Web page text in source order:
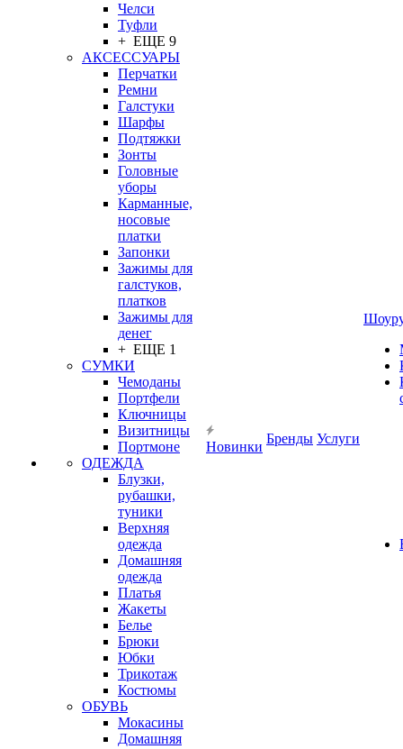
Челси
Туфли
+ ЕЩЕ 9
АКСЕССУАРЫ
Перчатки
Ремни
Галстуки
Шарфы
Подтяжки
Зонты
Головные
уборы
Карманные,
носовые
платки
Запонки
Зажимы для
галстуков,
платков
Зажимы для
денег
+ ЕЩЕ 1
СУМКИ
Чемоданы
Портфели
Ключницы
Визитницы
Портмоне
ОДЕЖДА
Блузки,
рубашки,
туники
Верхняя
одежда
Домашняя
одежда
Платья
Жакеты
Белье
Брюки
Юбки
Трикотаж
Костюмы
ОБУВЬ
Мокасины
Домашняя
Новинки
Бренды Услуги